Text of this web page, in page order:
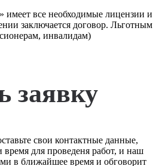
все необходимые лицензии и
заключается договор. Льготным
инвалидам)
заявку
свои контактные данные,
для проведеня работ, и наш
в ближайшее время и обговорит